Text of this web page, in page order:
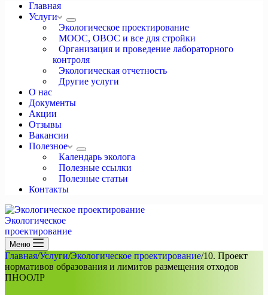
Главная
Услуги
Экологическое проектирование
МООС, ОВОС и все для стройки
Организация и проведение лабораторного
контроля
Экологическая отчетность
Другие услуги
О нас
Документы
Акции
Отзывы
Вакансии
Полезное
Календарь эколога
Полезные ссылки
Полезные статьи
Контакты
Экологическое
проектирование
Меню
Главная/Услуги/Экологическое проектирование/10. Проект
нормативов образования и лимитов размещения отходов
ПНООЛР